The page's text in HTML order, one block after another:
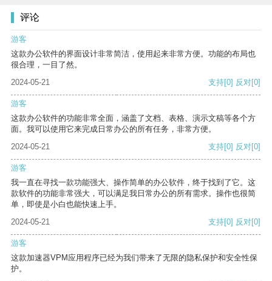
评论
游客
这款办公软件的界面设计非常简洁，使用起来非常方便。功能的布局也
很合理，一目了然。
2024-05-21
支持[0] 反对[0]
游客
这款办公软件的功能非常全面，涵盖了文档、表格、演示文稿等各个方
面。我可以使用它来完成日常办公的所有任务，非常方便。
2024-05-21
支持[0] 反对[0]
游客
我一直在寻找一款功能强大、操作简单的办公软件，终于找到了它。这
款软件的功能非常强大，可以满足我日常办公的所有需求。操作也很简
单，即使是小白也能快速上手。
2024-05-21
支持[0] 反对[0]
游客
这款加速器VPM应用程序已经为我们带来了无限的隐私保护和安全性保
护。